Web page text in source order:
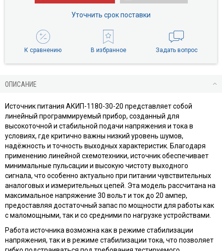
Уточнить срок поставки
К сравнению В избранное Задать вопрос
ОПИСАНИЕ
Источник питания АКИП-1180-30-20 представляет собой
линейный программируемый прибор, созданный для
высокоточной и стабильной подачи напряжения и тока в
условиях, где критично важны низкий уровень шумов,
надёжность и точность выходных характеристик. Благодаря
применению линейной схемотехники, источник обеспечивает
минимальные пульсации и высокую чистоту выходного
сигнала, что особенно актуально при питании чувствительных
аналоговых и измерительных цепей. Эта модель рассчитана на
максимальное напряжение 30 вольт и ток до 20 ампер,
предоставляя достаточный запас по мощности для работы как
с маломощными, так и со средними по нагрузке устройствами.
Работа источника возможна как в режиме стабилизации
напряжения, так и в режиме стабилизации тока, что позволяет